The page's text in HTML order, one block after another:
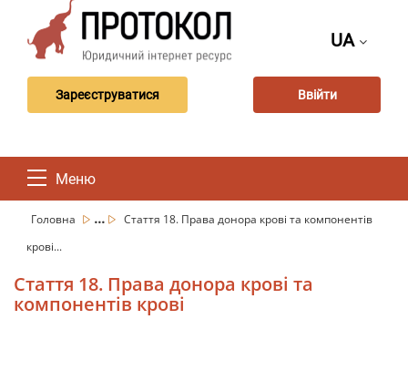
UA
Зареєструватися Ввійти
Меню
Головна ...
Стаття 18. Права донора крові та компонентів
крові...
Стаття 18. Права донора крові та
компонентів крові